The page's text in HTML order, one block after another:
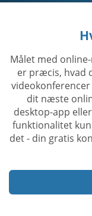
Målet med
er præcis, hvad
dit næste
desktop-app
funktionalitet
det - din gratis